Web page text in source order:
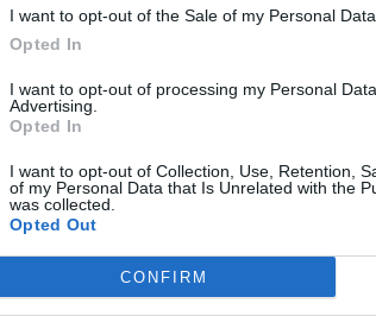
I want to opt-out of the Sale of my Personal Data.
Opted In
I want to opt-out of processing my Personal
Advertising.
Opted In
I want to opt-out of Collection, Use, Retention,
of my Personal Data that Is Unrelated with the
was collected.
Opted Out
CONFIRM